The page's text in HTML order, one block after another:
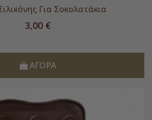
Για Σοκολατάκια
Τιμή
3,00 €
ΑΓΟΡΆ